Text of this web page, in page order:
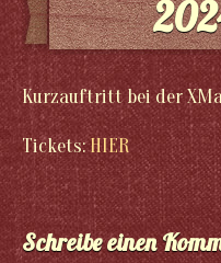
Kurzauftritt bei der
Tickets:HIER
Schreibe einen